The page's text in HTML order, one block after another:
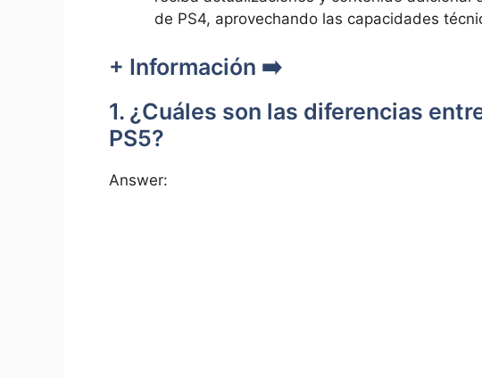
⁤de PS4, aprovechando las ‌capacidades
+ ‌Información ➡️
1. ⁣¿Cuáles son las diferencias
PS5?
Answer: